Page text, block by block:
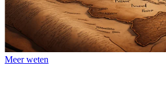
Meer weten